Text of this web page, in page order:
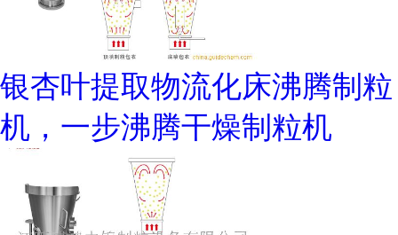
银杏叶提取物流化床沸腾制粒
机，一步沸腾干燥制粒机